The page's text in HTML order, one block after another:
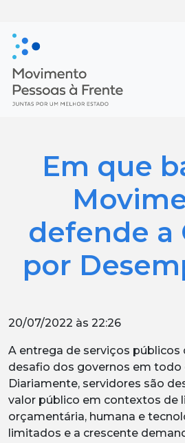
Em que
defende a
por
20/07/2022 às 22:26
A entrega de serviços públicos
desafio dos governos em todo
Diariamente, servidores são
valor público em contextos de
orçamentária, humana e
limitados e a crescente